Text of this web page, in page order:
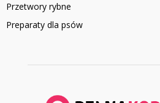
Przetwory rybne
Preparaty dla psów